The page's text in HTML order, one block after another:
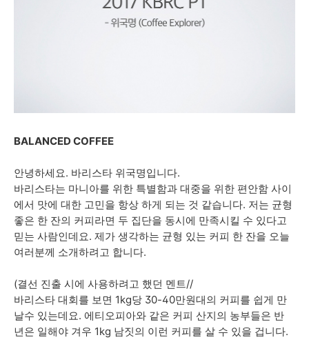
BALANCED COFFEE
안녕하세요. 바리스타 위국명입니다.
바리스타는 마니아를 위한 특별함과 대중을 위한 편안함 사이
에서 맛에 대한 고민을 항상 하게 되는 것 같습니다. 저는 균형
좋은 한 잔의 커피라면 두 집단을 동시에 만족시킬 수 있다고
믿는 사람인데요. 제가 생각하는 균형 있는 커피 한 잔을 오늘
여러분께 소개하려고 합니다.
(결선 진출 시에 사용하려고 했던 멘트//
바리스타 대회를 보면 1kg당 30-40만원대의 커피를 쉽게 만
날수 있는데요. 에티오피아와 같은 커피 산지의 농부들은 반
년은 일해야 겨우 1kg 남짓의 이런 커피를 살 수 있을 겁니다.